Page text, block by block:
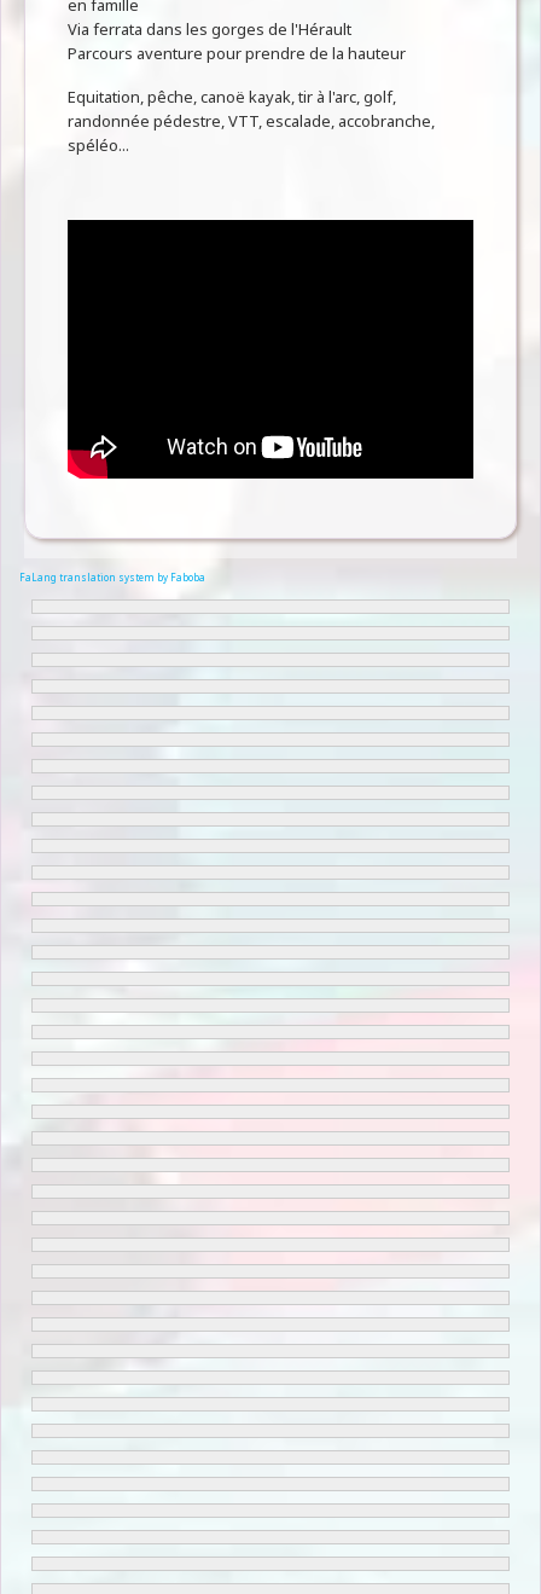
en famille
Via ferrata dans les gorges de l'Hérault
Parcours aventure pour prendre de la hauteur
Equitation, pêche, canoë kayak, tir à l'arc, golf,
randonnée pédestre, VTT, escalade, accobranche,
spéléo...
FaLang translation system by Faboba